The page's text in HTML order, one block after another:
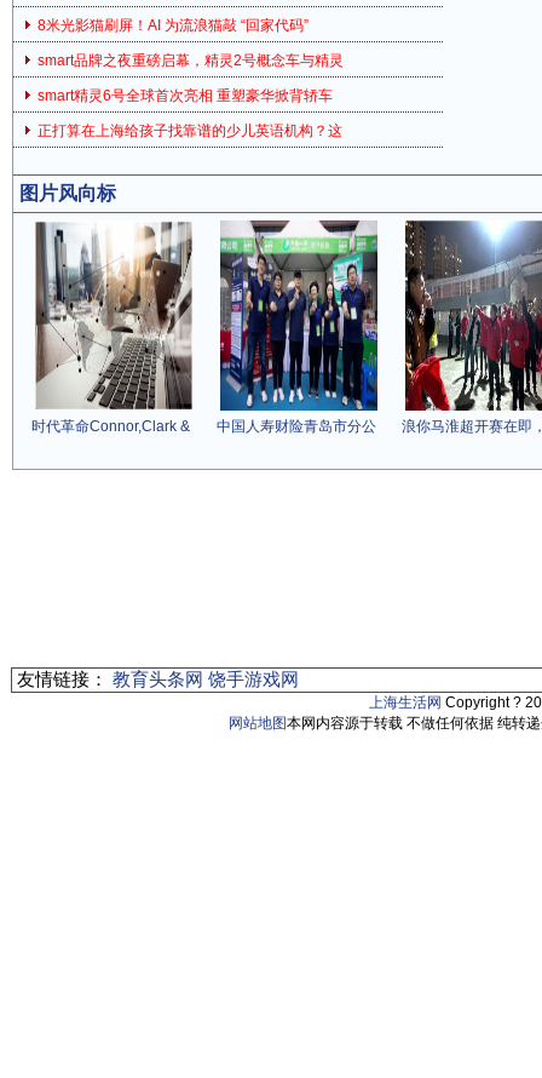
8米光影猫刷屏！AI 为流浪猫敲 “回家代码”
smart品牌之夜重磅启幕，精灵2号概念车与精灵
smart精灵6号全球首次亮相 重塑豪华掀背轿车
正打算在上海给孩子找靠谱的少儿英语机构？这
图片风向标
时代革命Connor,Clark & 中国人寿财险青岛市分公 浪你马淮超开赛在即
友情链接： 教育头条网 饶手游戏网
上海生活网 Copyright ?
网站地图本网内容源于转载 不做任何依据 纯转